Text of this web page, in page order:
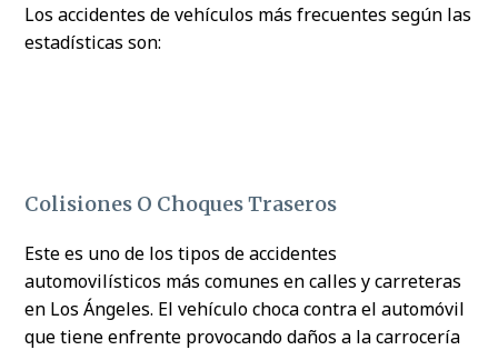
Los accidentes de vehículos más frecuentes según las
estadísticas son:
Colisiones O Choques Traseros
Este es uno de los tipos de accidentes
automovilísticos más comunes en calles y carreteras
en Los Ángeles. El vehículo choca contra el automóvil
que tiene enfrente provocando daños a la carrocería